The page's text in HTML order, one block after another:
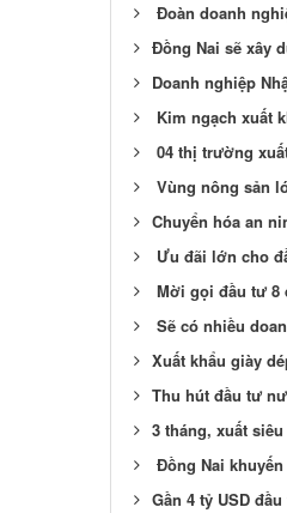
Đoàn doanh
​Đồng Nai sẽ xây
​Doanh nghiệp
Kim ngạch xuất
0​4 thị trường
Vùng nông sản
​Chuyển hóa an
Ưu đãi lớn cho
Mời gọi đầu tư 8
Sẽ có nhiều
​Xuất khẩu giày
​Thu hút đầu tư
​3 tháng, xuất
Đồng Nai
​Gần 4 tỷ USD